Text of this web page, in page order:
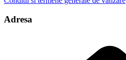
Adresa